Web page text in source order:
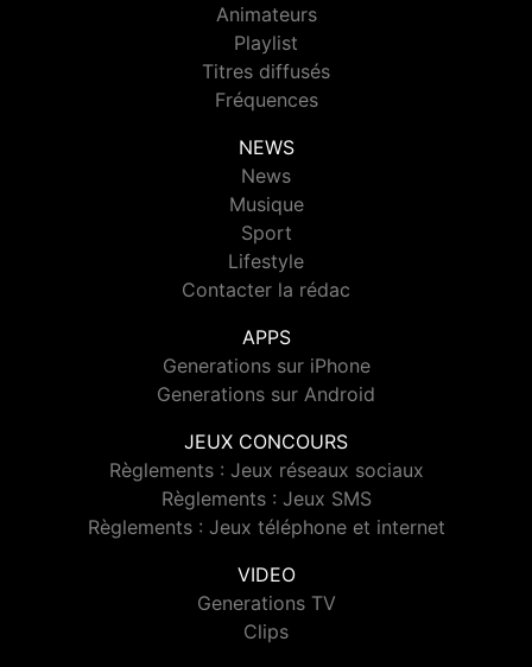
Animateurs
Playlist
Titres diffusés
Fréquences
NEWS
News
Musique
Sport
Lifestyle
Contacter la rédac
APPS
Generations sur iPhone
Generations sur Android
JEUX CONCOURS
Règlements : Jeux réseaux sociaux
Règlements : Jeux SMS
Règlements : Jeux téléphone et internet
VIDEO
Generations TV
Clips